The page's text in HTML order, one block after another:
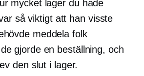
mycket lager du hade
så viktigt att han visste
meddela folk
gjorde en beställning, och
den slut i lager.